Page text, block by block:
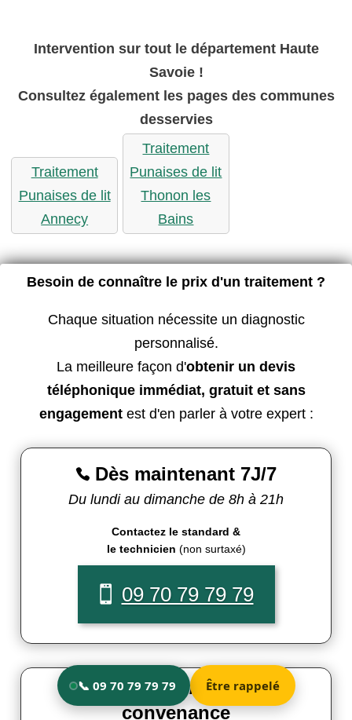
Intervention sur tout le département Haute
Savoie !
Consultez également les pages des communes
desservies
Traitement
Punaises de lit
Annecy
Traitement
Punaises de lit
Thonon les
Bains
Besoin de connaître le prix d'un traitement ?
Chaque situation nécessite un diagnostic
personnalisé.
La meilleure façon d'obtenir un devis
téléphonique immédiat, gratuit et sans
engagementest d'en parler à votre expert :
 Dès maintenant 7J/7
Du lundi au dimanche de 8h à 21h
Contactez le standard &
le technicien (non surtaxé)
09 70 79 79 79
Rappel 7J/7 à votre
convenance